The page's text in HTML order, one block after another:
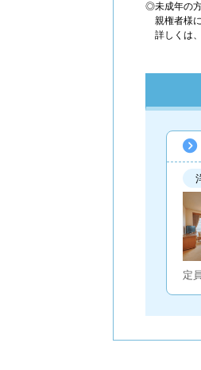
◎未成年の
親権者様
詳しくは、
定